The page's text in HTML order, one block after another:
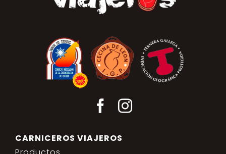
CARNICEROS VIAJEROS